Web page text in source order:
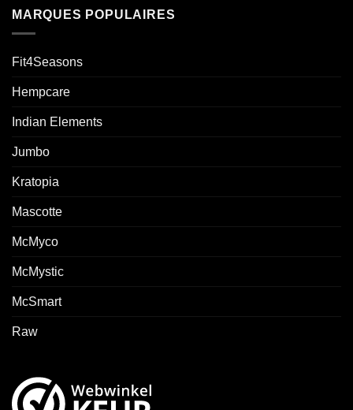
MARQUES POPULAIRES
Fit4Seasons
Hempcare
Indian Elements
Jumbo
Kratopia
Mascotte
McMyco
McMystic
McSmart
Raw